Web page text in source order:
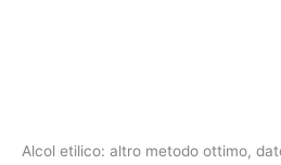
Alcol etilico: altro metodo ottimo,